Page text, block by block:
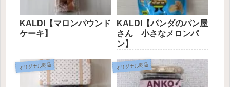
KALDI【マロンパウンド
ケーキ】
KALDI【パンダのパン屋
さん 小さなメロンパ
ン】
オリジナル商品 オリジナル商品